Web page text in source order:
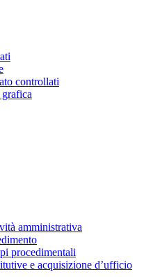
controllati
amministrativa
procedimentali
e acquisizione d’ufficio